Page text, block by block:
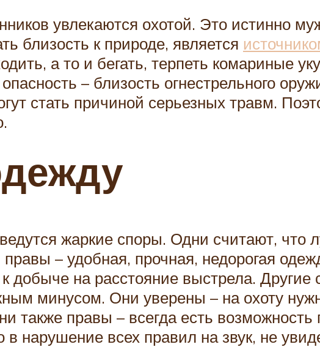
увлекаются охотой. Это истинно
близость к природе, является
а то и бегать, терпеть комариные
– близость огнестрельного
стать причиной серьезных травм.
жаркие споры. Одни считают,
– удобная, прочная, недорогая
добыче на расстояние выстрела.
минусом. Они уверены – на охоту
также правы – всегда есть возможность
в нарушение всех правил на звук, не